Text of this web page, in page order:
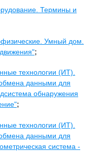
Термины и
Умный дом.
;
технологии (ИТ).
данными для
обнаружения
;
технологии (ИТ).
данными для
система -